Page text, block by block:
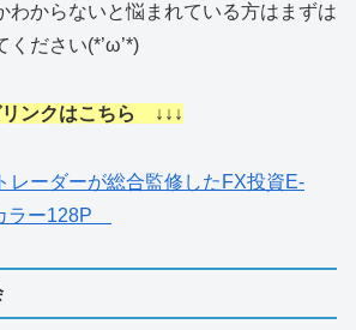
わからないと悩まれている方はまずは
ください(*’ω’*)
ンクはこちら ↓↓↓
レーダーが総合監修したFX投資E-
ラー128P